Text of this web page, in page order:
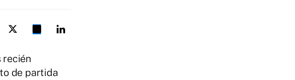
recién
de partida